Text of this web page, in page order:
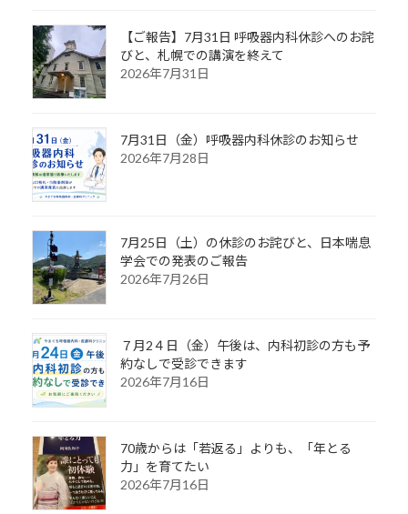
【ご報告】7月31日 呼吸器内科休診へのお詫
びと、札幌での講演を終えて
2026年7月31日
7月31日（金）呼吸器内科休診のお知らせ
2026年7月28日
7月25日（土）の休診のお詫びと、日本喘息
学会での発表のご報告
2026年7月26日
７月2４日（金）午後は、内科初診の方も予
約なしで受診できます
2026年7月16日
70歳からは「若返る」よりも、「年とる
力」を育てたい
2026年7月16日